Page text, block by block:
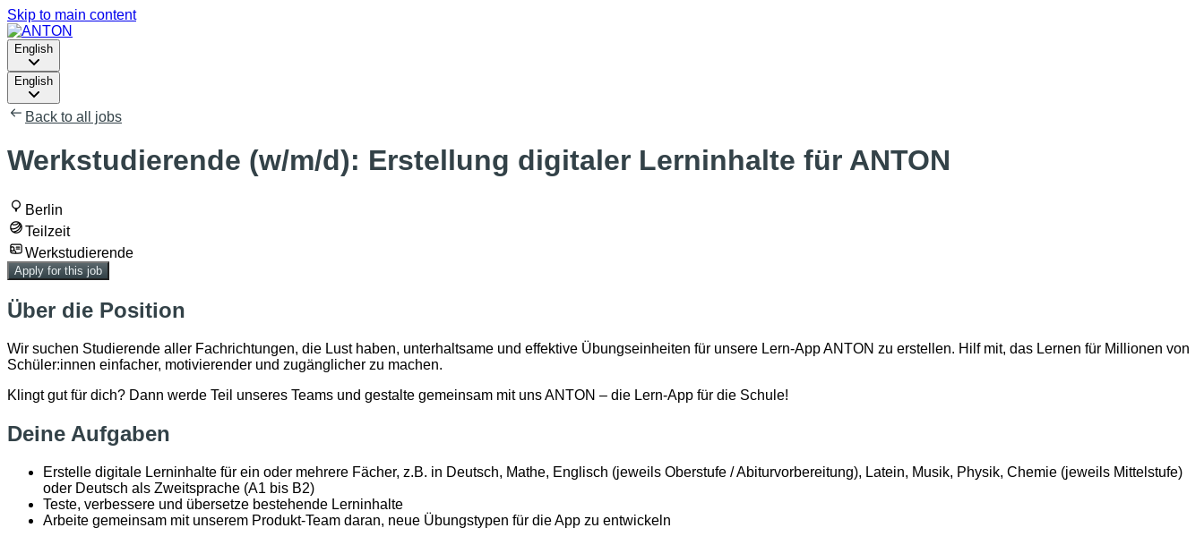
Skip to main content
English
English
Back to all jobs
Werkstudierende (w/m/d): Erstellung digitaler Lerninhalte für ANTON
Berlin
Teilzeit
Werkstudierende
Apply for this job
Über die Position
Wir suchen Studierende aller Fachrichtungen, die Lust haben, unterhaltsame und effektive Übungseinheiten für unsere Lern-App ANTON zu erstellen. Hilf mit, das Lernen für Millionen von
Schüler:innen einfacher, motivierender und zugänglicher zu machen.
Klingt gut für dich? Dann werde Teil unseres Teams und gestalte gemeinsam mit uns ANTON – die Lern-App für die Schule!
Deine Aufgaben
Erstelle digitale Lerninhalte für ein oder mehrere Fächer, z.B. in Deutsch, Mathe, Englisch (jeweils Oberstufe / Abiturvorbereitung), Latein, Musik, Physik, Chemie (jeweils Mittelstufe)
oder Deutsch als Zweitsprache (A1 bis B2)
Teste, verbessere und übersetze bestehende Lerninhalte
Arbeite gemeinsam mit unserem Produkt-Team daran, neue Übungstypen für die App zu entwickeln